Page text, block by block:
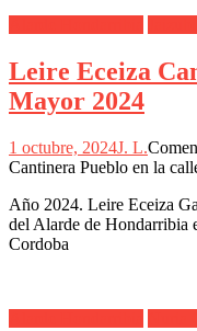
Leire Eceiza
Mayor 2024
1 octubre, 2024J. L.
Cantinera Pueblo en la
Año 2024. Leire Eceiza
del Alarde de Hondarribia
Cordoba